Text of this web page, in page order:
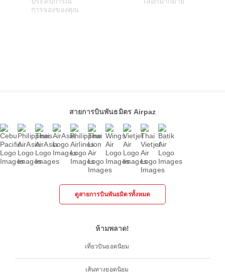
สายการบินพันธมิตร Airpaz
ดูสายการบินพันธมิตรทั้งหมด
ห้ามพลาด!
เที่ยวบินยอดนิยม
เส้นทางยอดนิยม